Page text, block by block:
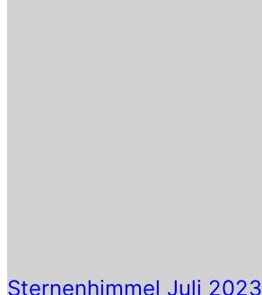
Sternenhimmel Juli 2023